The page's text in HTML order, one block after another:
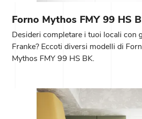
Forno Mythos FMY 99 HS
Desideri completare i tuoi locali con
Franke? Eccoti diversi modelli di
Mythos FMY 99 HS BK.